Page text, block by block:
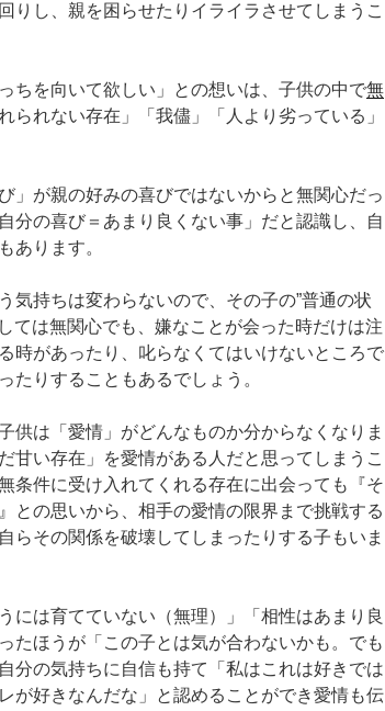
りし、親を困らせたりイライラさせてしまうこ
ちを向いて欲しい」との想いは、子供の中で無
られない存在」「我儘」「人より劣っている」
」が親の好みの喜びではないからと無関心だっ
分の喜び＝あまり良くない事」だと認識し、自
あります。
気持ちは変わらないので、その子の”普通の状
ては無関心でも、嫌なことが会った時だけは注
時があったり、叱らなくてはいけないところで
たりすることもあるでしょう。
供は「愛情」がどんなものか分からなくなりま
甘い存在」を愛情がある人だと思ってしまうこ
条件に受け入れてくれる存在に出会っても『そ
との思いから、相手の愛情の限界まで挑戦する
らその関係を破壊してしまったりする子もいま
には育てていない（無理）」「相性はあまり良
たほうが「この子とは気が合わないかも。でも
分の気持ちに自信も持て「私はこれは好きでは
が好きなんだな」と認めることができ愛情も伝